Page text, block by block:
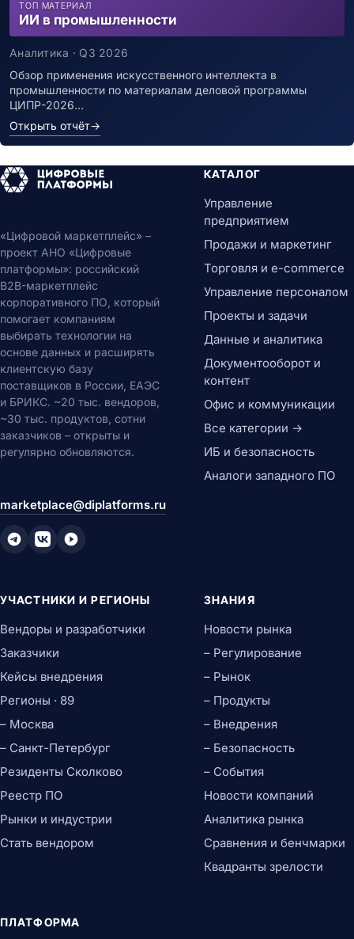
ТОП МАТЕРИАЛ
ИИ в промышленности
Аналитика · Q3 2026
Обзор применения искусственного интеллекта в
промышленности по материалам деловой программы
ЦИПР-2026…
Открыть отчёт→
«Цифровой маркетплейс» –
проект АНО «Цифровые
платформы»: российский
B2B-маркетплейс
корпоративного ПО, который
помогает компаниям
выбирать технологии на
основе данных и расширять
клиентскую базу
поставщиков в России, ЕАЭС
и БРИКС. ~20 тыс. вендоров,
~30 тыс. продуктов, сотни
заказчиков – открыты и
регулярно обновляются.
marketplace@diplatforms.ru
КАТАЛОГ
Управление
предприятием
Продажи и маркетинг
Торговля и e-commerce
Управление персоналом
Проекты и задачи
Данные и аналитика
Документооборот и
контент
Офис и коммуникации
Все категории →
ИБ и безопасность
Аналоги западного ПО
УЧАСТНИКИ И РЕГИОНЫ
Вендоры и разработчики
Заказчики
Кейсы внедрения
Регионы · 89
– Москва
– Санкт-Петербург
Резиденты Сколково
Реестр ПО
Рынки и индустрии
Стать вендором
ЗНАНИЯ
Новости рынка
– Регулирование
– Рынок
– Продукты
– Внедрения
– Безопасность
– События
Новости компаний
Аналитика рынка
Сравнения и бенчмарки
Квадранты зрелости
ПЛАТФОРМА